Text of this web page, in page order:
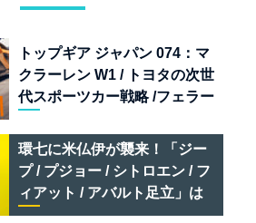
トップギア ジャパン 074：マ
クラーレン W1 / トヨタの次世
代スポーツカー戦略 /フェラー
リオ /ベントレー スーパース
ポーツ
環七に米仏伊が襲来！「ジー
プ / プジョー / シトロエン / フ
ィアット / アバルト足立」は
クルマのセレクトショップで